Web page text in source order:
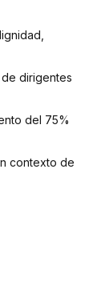
de dirigentes
del 75%
contexto de